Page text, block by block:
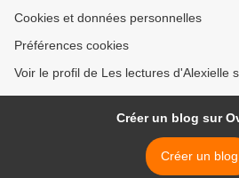
Cookies et données personnelles
Préférences cookies
Voir le profil de Les lectures d'Alexielle
Créer un blog sur
Créer un blog